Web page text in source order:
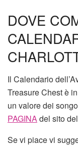
DOVE
Il Calendario
Treasure Chest è
un valore dei
PAGINAdel sito
Se vi piace vi